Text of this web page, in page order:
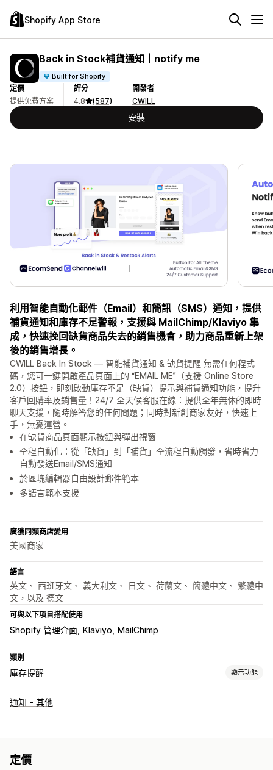
Shopify App Store
Back in Stock補貨通知｜notify me
Built for Shopify
定價
提供免費方案
評分
4.8
(587)
開發者
CWILL
安裝
利用智能自動化郵件（Email）和簡訊（SMS）通知，提供
補貨通知和庫存不足警報，支援與 MailChimp/Klaviyo 集
成，快速挽回缺貨商品失去的銷售機會，助力商品重新上架
後的銷售增長。
CWILL Back In Stock — 智能補貨通知 & 缺貨提醒 無需任何程式
碼，您可一鍵開啟產品頁面上的 “EMAIL ME”（支援 Online Store
2.0）按鈕，即刻啟動庫存不足（缺貨）提示與補貨通知功能，提升
客戶回購率及銷售量！24/7 全天候客服在線：提供全年無休的即時
聊天支援，隨時解答您的任何問題；同時對新創商家友好，快速上
手，無憂運營。
在缺貨商品頁面顯示按鈕與彈出視窗
全程自動化：從「缺貨」到「補貨」全流程自動觸發，省時省力
自動發送Email/SMS通知
於區塊編輯器自由設計郵件範本
多語言範本支援
廣獲同類商店愛用
美國商家
語言
英文、 西班牙文、 義大利文、 日文、 荷蘭文、 簡體中文、 繁體中
文，以及 德文
可與以下項目搭配使用
Shopify 管理介面 Klaviyo MailChimp
類別
庫存提醒 顯示功能
通知
通知範本
通知 - 其他
定價